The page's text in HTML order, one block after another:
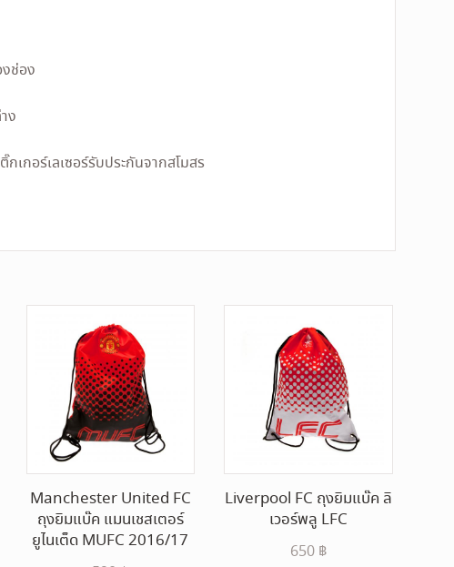
ช่อง
ง
เกอร์เลเซอร์รับประกันจากสโมสร
Manchester United FC
ถุงยิมแบ๊ค แมนเชสเตอร์
ยูไนเต็ด MUFC 2016/17
Liverpool FC ถุงยิมแบ๊ค ลิ
เวอร์พลู LFC
650 ฿